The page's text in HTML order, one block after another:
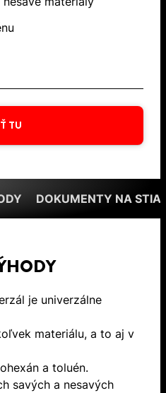
TU
DOKUMENTY NA
je univerzálne
materiálu, a to aj v
a toluén.
savých a nesavých